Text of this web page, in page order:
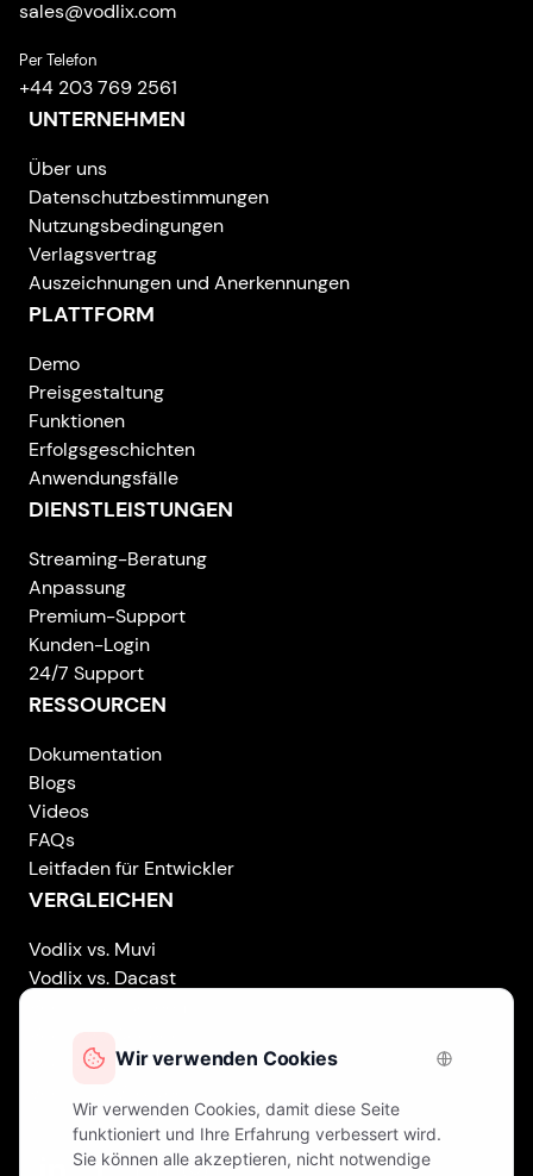
sales@vodlix.com
Per Telefon
+44 203 769 2561
UNTERNEHMEN
Über uns
Datenschutzbestimmungen
Nutzungsbedingungen
Verlagsvertrag
Auszeichnungen und Anerkennungen
PLATTFORM
Demo
Preisgestaltung
Funktionen
Erfolgsgeschichten
Anwendungsfälle
DIENSTLEISTUNGEN
Streaming-Beratung
Anpassung
Premium-Support
Kunden-Login
24/7 Support
RESSOURCEN
Dokumentation
Blogs
Videos
FAQs
Leitfaden für Entwickler
VERGLEICHEN
Vodlix vs. Muvi
Vodlix vs. Dacast
Vodlix vs. Brightcove